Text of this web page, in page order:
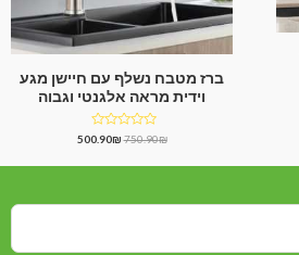
ברז מטבח נשלף עם חיישן מגע
וידית מראה אלגנטי וגבוה
דורג
750.90₪
500.90₪